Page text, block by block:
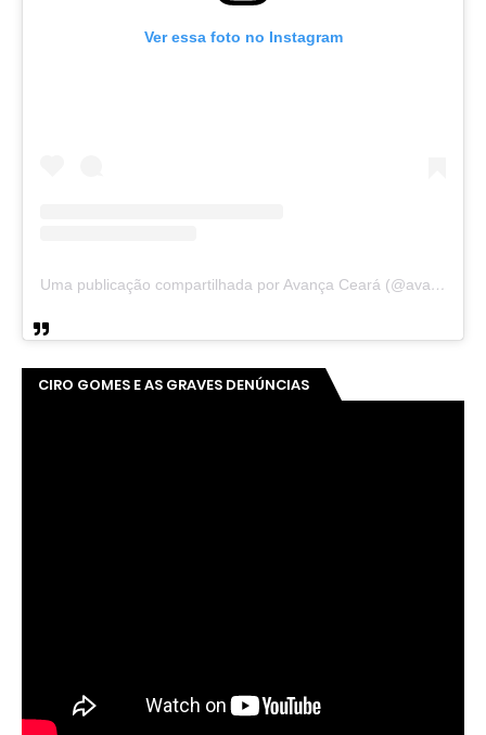
Ver essa foto no Instagram
Uma publicação compartilhada por Avança Ceará (@avancaceara)
CIRO GOMES E AS GRAVES DENÚNCIAS